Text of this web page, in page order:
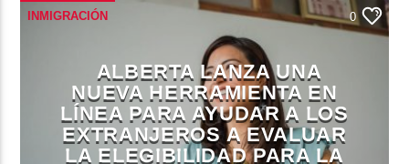
INMIGRACIÓN 0
ALBERTA LANZA UNA
NUEVA HERRAMIENTA EN
LÍNEA PARA AYUDAR A LOS
EXTRANJEROS A EVALUAR
LA ELEGIBILIDAD PARA LA